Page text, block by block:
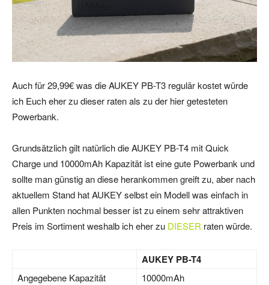
Auch für 29,99€ was die AUKEY PB-T3 regulär kostet würde
ich Euch eher zu dieser raten als zu der hier getesteten
Powerbank.
Grundsätzlich gilt natürlich die AUKEY PB-T4 mit Quick
Charge und 10000mAh Kapazität ist eine gute Powerbank und
sollte man günstig an diese herankommen greift zu, aber nach
aktuellem Stand hat AUKEY selbst ein Modell was einfach in
allen Punkten nochmal besser ist zu einem sehr attraktiven
Preis im Sortiment weshalb ich eher zu DIESER raten würde.
AUKEY PB-T4
Angegebene Kapazität
10000mAh